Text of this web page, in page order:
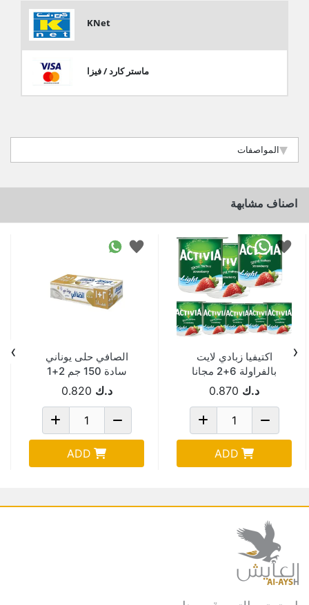
KNet
ماستر كارد / فيزا
المواصفات
اصناف مشابهة
اكتيفيا زبادي لايت
بالفراولة 6+2 مجانا
120 جمد.ك 0.870
ADD
الصافي حلى يوناني
سادة 150 جم 2+1
مجانا د.ك 0.820
ADD
‹
›